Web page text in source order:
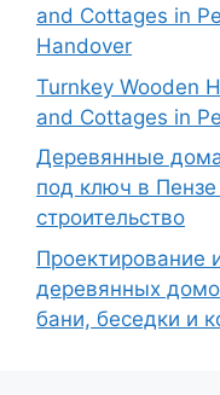
and Cottages in
Handover
Turnkey Wooden
and Cottages in
Деревянные
под ключ в
строительство
Проектирование
деревянных
бани, беседки и